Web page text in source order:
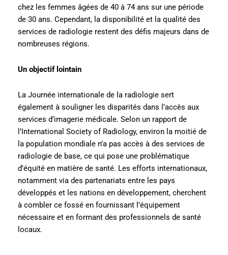
chez les femmes âgées de 40 à 74 ans sur une période
de 30 ans. Cependant, la disponibilité et la qualité des
services de radiologie restent des défis majeurs dans de
nombreuses régions.
Un objectif lointain
La Journée internationale de la radiologie sert
également à souligner les disparités dans l’accès aux
services d’imagerie médicale. Selon un rapport de
l’International Society of Radiology, environ la moitié de
la population mondiale n’a pas accès à des services de
radiologie de base, ce qui pose une problématique
d’équité en matière de santé. Les efforts internationaux,
notamment via des partenariats entre les pays
développés et les nations en développement, cherchent
à combler ce fossé en fournissant l’équipement
nécessaire et en formant des professionnels de santé
locaux.